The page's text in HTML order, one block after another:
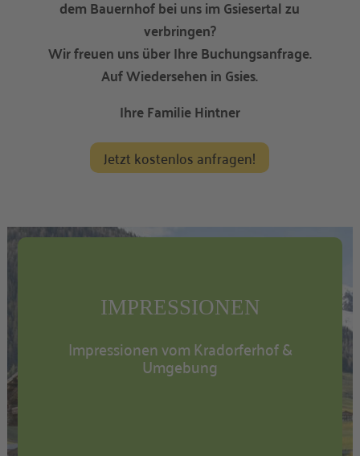
dem Bauernhofbei uns im Gsiesertal zu
verbringen?
Wir freuen uns über Ihre Buchungsanfrage.
Auf Wiedersehen in Gsies.
Ihre Familie Hintner
Jetzt kostenlos anfragen!
IMPRESSIONEN
Impressionen vom Kradorferhof &
Umgebung